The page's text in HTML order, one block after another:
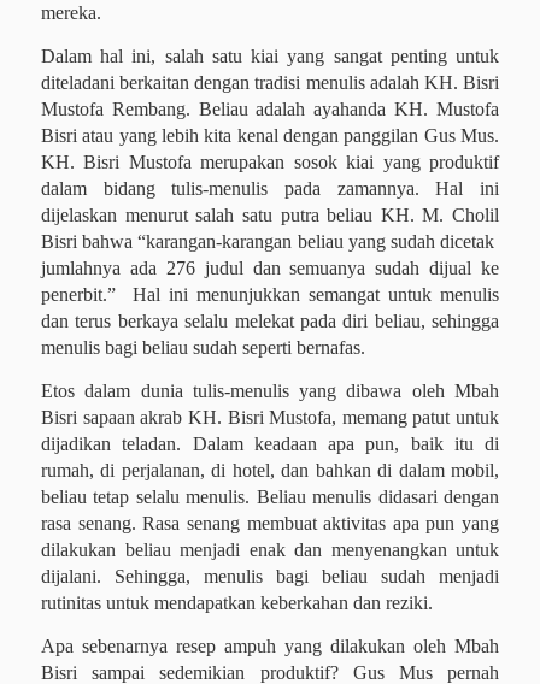
mereka.
Dalam hal ini, salah satu kiai yang sangat penting untuk
diteladani berkaitan dengan tradisi menulis adalah KH. Bisri
Mustofa Rembang. Beliau adalah ayahanda KH. Mustofa
Bisri atau yang lebih kita kenal dengan panggilan Gus Mus.
KH. Bisri Mustofa merupakan sosok kiai yang produktif
dalam bidang tulis-menulis pada zamannya. Hal ini
dijelaskan menurut salah satu putra beliau KH. M. Cholil
Bisri bahwa “karangan-karangan beliau yang sudah dicetak
jumlahnya ada 276 judul dan semuanya sudah dijual ke
penerbit.”
Hal ini menunjukkan semangat untuk menulis
dan terus berkaya selalu melekat pada diri beliau, sehingga
menulis bagi beliau sudah seperti bernafas.
Etos dalam dunia tulis-menulis yang dibawa oleh Mbah
Bisri sapaan akrab KH. Bisri Mustofa, memang patut untuk
dijadikan teladan. Dalam keadaan apa pun, baik itu di
rumah, di perjalanan, di hotel, dan bahkan di dalam mobil,
beliau tetap selalu menulis. Beliau menulis didasari dengan
rasa senang. Rasa senang membuat aktivitas apa pun yang
dilakukan beliau menjadi enak dan menyenangkan untuk
dijalani. Sehingga, menulis bagi beliau sudah menjadi
rutinitas untuk mendapatkan keberkahan dan reziki.
Apa sebenarnya resep ampuh yang dilakukan oleh Mbah
Bisri sampai sedemikian produktif? Gus Mus pernah